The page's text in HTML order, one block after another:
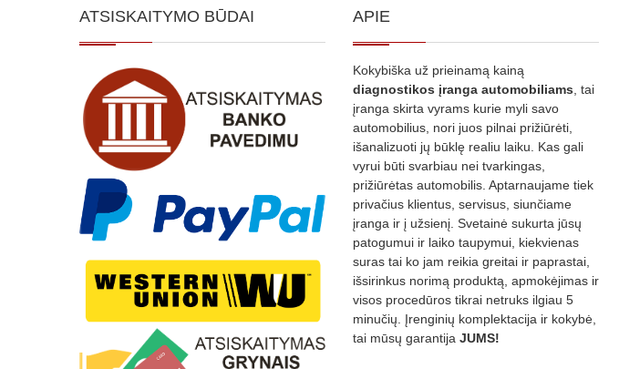
ATSISKAITYMO BŪDAI APIE
Kokybiška už prieinamą kainą
diagnostikos įranga automobiliams , tai
įranga skirta vyrams kurie myli savo
automobilius, nori juos pilnai prižiūrėti,
išanalizuoti jų būklę realiu laiku. Kas gali
vyrui būti svarbiau nei tvarkingas,
prižiūrėtas automobilis. Aptarnaujame tiek
privačius klientus, servisus, siunčiame
įranga ir į užsienį. Svetainė sukurta jūsų
patogumui ir laiko taupymui, kiekvienas
suras tai ko jam reikia greitai ir paprastai,
išsirinkus norimą produktą, apmokėjimas ir
visos procedūros tikrai netruks ilgiau 5
minučių. Įrenginių komplektacija ir kokybė,
tai mūsų garantija JUMS!